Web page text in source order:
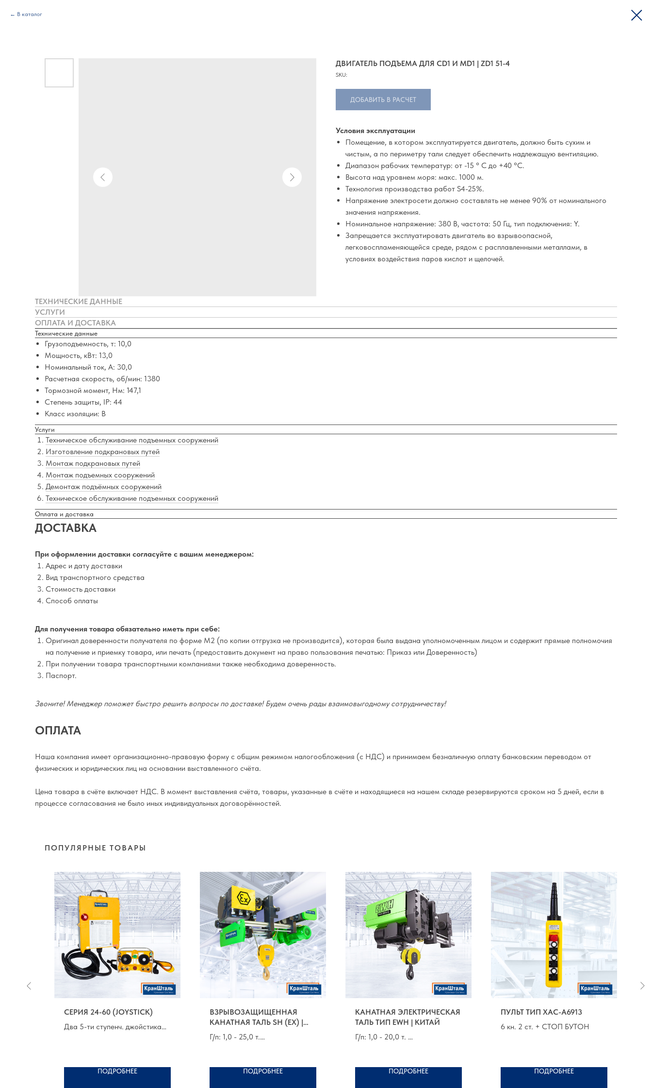
В каталог
ДВИГАТЕЛЬ ПОДЪЕМА ДЛЯ CD1 И MD1 | ZD1 51-4
SKU:
ДОБАВИТЬ В РАСЧЕТ
Условия эксплуатации
Помещение, в котором эксплуатируется двигатель, должно быть сухим и
чистым, а по периметру тали следует обеспечить надлежащую вентиляцию.
Диапазон рабочих температур: от -15 ° C до +40 °C.
Высота над уровнем моря: макс. 1000 м.
Технология производства работ S4-25%.
Напряжение электросети должно составлять не менее 90% от номинального
значения напряжения.
Номинальное напряжение: 380 В, частота: 50 Гц, тип подключения: Y.
Запрещается эксплуатировать двигатель во взрывоопасной,
легковоспламеняющейся среде, рядом с расплавленными металлами, в
условиях воздействия паров кислот и щелочей.
ТЕХНИЧЕСКИЕ ДАННЫЕ
УСЛУГИ
ОПЛАТА И ДОСТАВКА
Технические данные
Грузоподъемность, т: 10,0
Мощность, кВт: 13,0
Номинальный ток, А: 30,0
Расчетная скорость, об/мин: 1380
Тормозной момент, Нм: 147,1
Степень защиты, IP: 44
Класс изоляции: B
Услуги
Техническое обслуживание подъемных сооружений
Изготовление подкрановых путей
Монтаж подкрановых путей
Монтаж подъемных сооружений
Демонтаж подъёмных сооружений
Техническое обслуживание подъемных сооружений
Оплата и доставка
ДОСТАВКА
При оформлении доставки согласуйте с вашим менеджером:
Адрес и дату доставки
Вид транспортного средства
Стоимость доставки
Способ оплаты
Для получения товара обязательно иметь при себе:
Оригинал доверенности получателя по форме М2 (по копии отгрузка не производится), которая была выдана уполномоченным лицом и содержит прямые полномочия
на получение и приемку товара, или печать (предоставить документ на право пользования печатью: Приказ или Доверенность)
При получении товара транспортными компаниями также необходима доверенность.
Паспорт.
Звоните! Менеджер поможет быстро решить вопросы по доставке! Будем очень рады взаимовыгодному сотрудничеству!
ОПЛАТА
Наша компания имеет организационно-правовую форму с общим режимом налогообложения (с НДС) и принимаем безналичную оплату банковским переводом от
физических и юридических лиц на основании выставленного счёта.
Цена товара в счёте включает НДС. В момент выставления счёта, товары, указанные в счёте и находящиеся на нашем складе резервируются сроком на 5 дней, если в
процессе согласования не было иных индивидуальных договорённостей.
ПОПУЛЯРНЫЕ ТОВАРЫ
СЕРИЯ 24-60 (JOYSTICK)
Два 5-ти ступенч. джойстика
ПОДРОБНЕЕ
ВЗРЫВОЗАЩИЩЕННАЯ
КАНАТНАЯ ТАЛЬ SH (EX) |
ГЕРМАНИЯ
Г/п: 1,0 - 25,0 т.
ПОДРОБНЕЕ
КАНАТНАЯ ЭЛЕКТРИЧЕСКАЯ
ТАЛЬ ТИП EWH | КИТАЙ
Г/п: 1,0 - 20,0 т.
ПОДРОБНЕЕ
ПУЛЬТ ТИП XАС-A6913
6 кн. 2 ст. + СТОП БУТОН
ПОДРОБНЕЕ